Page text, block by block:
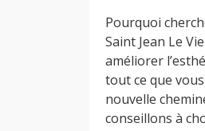
Pourquoi
Saint Jean Le
améliorer
tout ce que
nouvelle
conseillons à